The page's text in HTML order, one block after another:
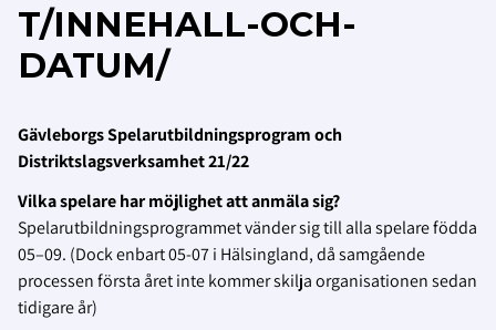
T/INNEHALL-OCH-
DATUM/
Gävleborgs Spelarutbildningsprogram och
Distriktslagsverksamhet 21/22
Vilka spelare har möjlighet att anmäla sig?
Spelarutbildningsprogrammet vänder sig till alla spelare födda
05–09. (Dock enbart 05-07 i Hälsingland, då samgående
processen första året inte kommer skilja organisationen sedan
tidigare år)